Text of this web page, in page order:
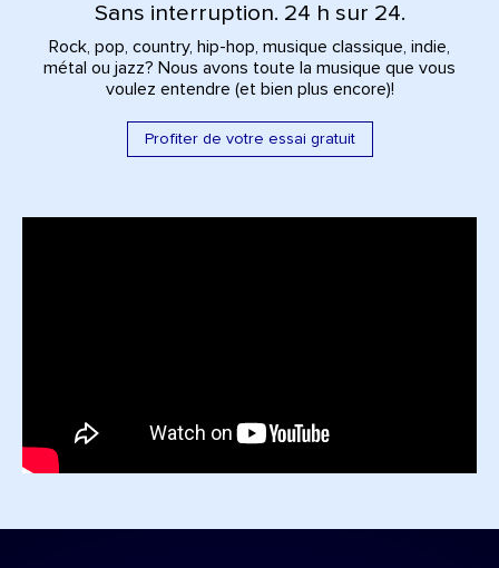
Sans interruption. 24 h sur 24.
Rock, pop, country, hip-hop, musique classique, indie,
métal ou jazz? Nous avons toute la musique que vous
voulez entendre (et bien plus encore)!
Profiter de votre essai gratuit